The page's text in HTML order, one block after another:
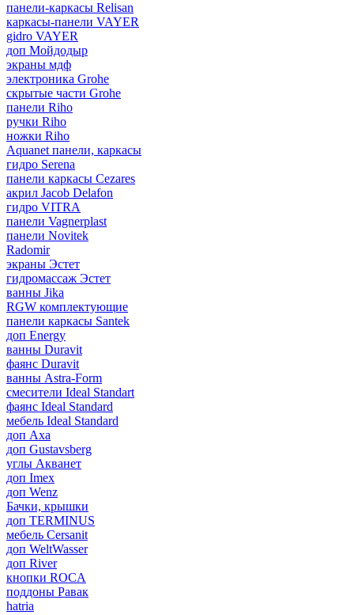
панели-каркасы Relisan
каркасы-панели VAYER
gidro VAYER
доп Мойдодыр
экраны мдф
электроника Grohe
скрытые части Grohe
панели Riho
ручки Riho
ножки Riho
Aquanet панели, каркасы
гидро Serena
панели каркасы Cezares
акрил Jacob Delafon
гидро VITRA
панели Vagnerplast
панели Novitek
Radomir
экраны Эстет
гидромассаж Эстет
ванны Jika
RGW комплектующие
панели каркасы Santek
доп Energy
ванны Duravit
фаянс Duravit
ванны Astra-Form
смесители Ideal Standart
фаянс Ideal Standard
мебель Ideal Standard
доп Axa
доп Gustavsberg
углы Акванет
доп Imex
доп Wenz
Бачки, крышки
доп TERMINUS
мебель Cersanit
доп WeltWasser
доп River
кнопки ROCA
поддоны Равак
hatria